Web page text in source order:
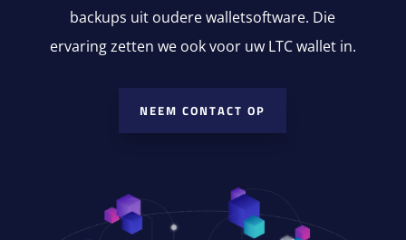
backups uit oudere walletsoftware. Die
ervaring zetten we ook voor uw LTC wallet in.
NEEM CONTACT OP